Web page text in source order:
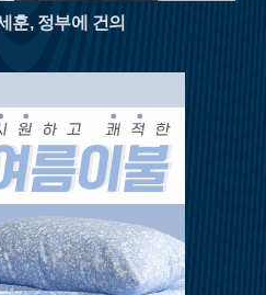
훈, 정부에 건의